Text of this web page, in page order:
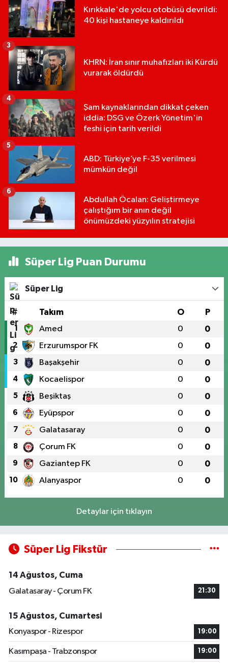
Kırıkkale'de yolcu otobüsü devrildi:
40 kişi hastaneye kaldırıldı
KHRN: İran sınır muhafızları iki Kürdü
vurarak öldürdü
3
Şam kaynaklarından dikkat çeken
iddia: DSG ve Özerk Yönetim'in
feshi için tarih verildi
4
ABD: Türkiye’ye F-35 verilmesi
mümkün değil
5
Abdullah Öcalan: Geliştirmeye
çalıştığım bir anın değil
önümüzdeki yüzyılın stratejisi
6
Süper Lig Puan Durumu
Süper Lig
# Takım O P
1 Amed 0 0
2 Erzurumspor FK 0 0
3 Başakşehir 0 0
4 Kocaelispor 0 0
5 Beşiktaş 0 0
6 Eyüpspor 0 0
7 Galatasaray 0 0
8 Çorum FK 0 0
9 Gaziantep FK 0 0
10 Alanyaspor 0 0
Detaylar için tıklayın
Süper Lig Fikstür
14 Ağustos, Cuma
Galatasaray - Çorum FK
21:30
15 Ağustos, Cumartesi
Konyaspor - Rizespor
19:00
Kasımpaşa - Trabzonspor 19:00